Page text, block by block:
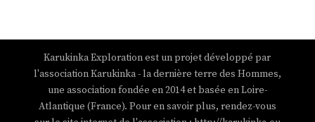
Karukinka Exploration est un projet développé par
l'association Karukinka - la dernière terre des Hommes,
une association fondée en 2014 et basée en Loire-
Atlantique (France). Pour en savoir plus, rendez-vous